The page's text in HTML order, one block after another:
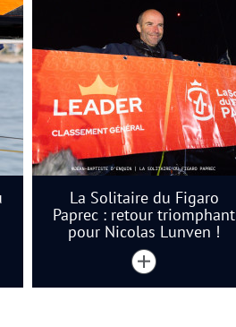
La Solitaire du Figaro
Paprec : retour triomphant
pour Nicolas Lunven !